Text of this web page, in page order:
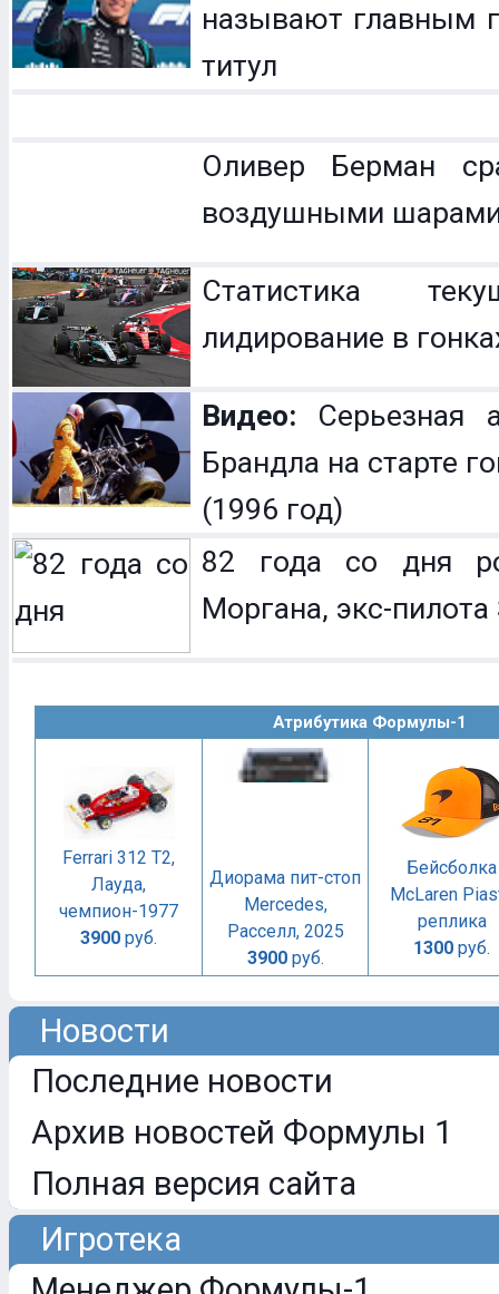
называют главным
титул
Оливер Берман
воздушными
Статистика
лидирование в
Видео: Серьезная
Брандла на старте
(1996 год)
82 года со дня
Моргана, экс-пилота
Атрибутика Формулы-1
Ferrari 312 T2,
Лауда,
чемпион-1977
3900 руб.
Диорама пит-стоп
Mercedes,
Расселл, 2025
3900руб.
Бейсболка
McLaren
реплика
1300 руб.
Новости
Последние новости
Архив новостей Формулы 1
Полная версия сайта
Игротека